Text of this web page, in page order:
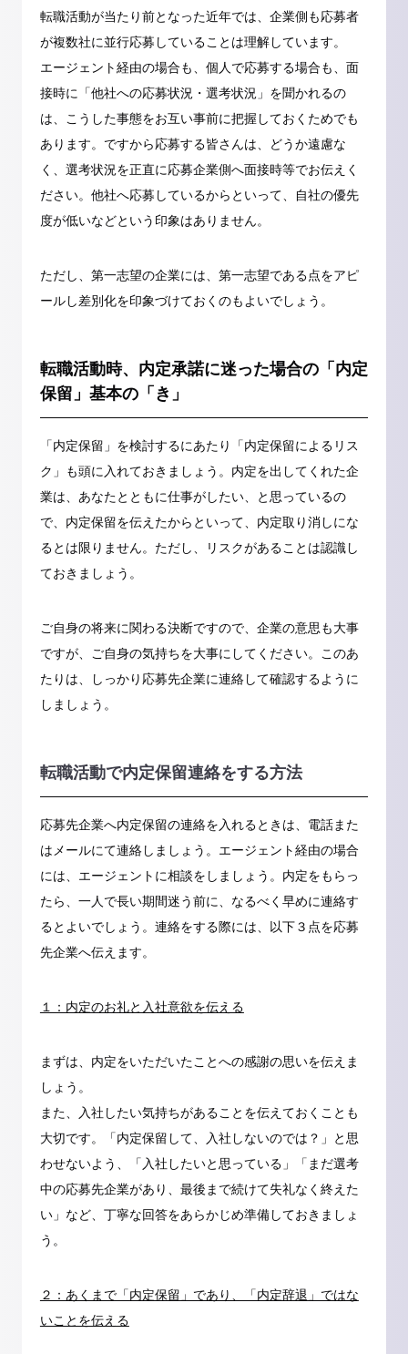
転職活動が当たり前となった近年では、企業側も応募者
が複数社に並行応募していることは理解しています。
エージェント経由の場合も、個人で応募する場合も、面
接時に「他社への応募状況・選考状況」を聞かれるの
は、こうした事態をお互い事前に把握しておくためでも
あります。ですから応募する皆さんは、どうか遠慮な
く、選考状況を正直に応募企業側へ面接時等でお伝えく
ださい。他社へ応募しているからといって、自社の優先
度が低いなどという印象はありません。
ただし、第一志望の企業には、第一志望である点をアピ
ールし差別化を印象づけておくのもよいでしょう。
転職活動時、内定承諾に迷った場合の「内定
保留」基本の「き」
「内定保留」を検討するにあたり「内定保留によるリス
ク」も頭に入れておきましょう。内定を出してくれた企
業は、あなたとともに仕事がしたい、と思っているの
で、内定保留を伝えたからといって、内定取り消しにな
るとは限りません。ただし、リスクがあることは認識し
ておきましょう。
ご自身の将来に関わる決断ですので、企業の意思も大事
ですが、ご自身の気持ちを大事にしてください。このあ
たりは、しっかり応募先企業に連絡して確認するように
しましょう。
転職活動で内定保留連絡をする方法
応募先企業へ内定保留の連絡を入れるときは、電話また
はメールにて連絡しましょう。エージェント経由の場合
には、エージェントに相談をしましょう。内定をもらっ
たら、一人で長い期間迷う前に、なるべく早めに連絡す
るとよいでしょう。連絡をする際には、以下３点を応募
先企業へ伝えます。
１：内定のお礼と入社意欲を伝える
まずは、内定をいただいたことへの感謝の思いを伝えま
しょう。
また、入社したい気持ちがあることを伝えておくことも
大切です。「内定保留して、入社しないのでは？」と思
わせないよう、「入社したいと思っている」「まだ選考
中の応募先企業があり、最後まで続けて失礼なく終えた
い」など、丁寧な回答をあらかじめ準備しておきましょ
う。
２：あくまで「内定保留」であり、「内定辞退」ではな
いことを伝える